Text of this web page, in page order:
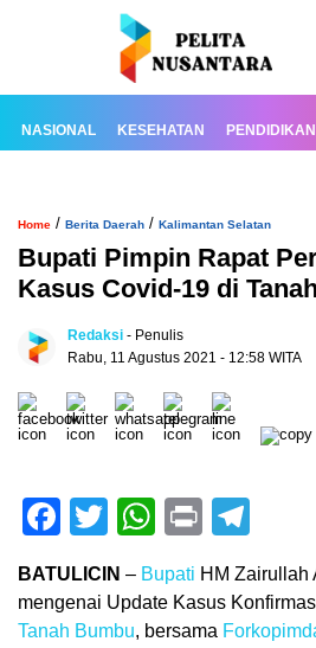
NASIONAL KESEHATAN PENDIDIKAN
Home / Berita Daerah / Kalimantan Selatan
Bupati Pimpin Rapat
Kasus Covid-19 di
Redaksi - Penulis
Rabu, 11 Agustus 2021 - 12:58 WITA
Facebook
TwitterWhatsApp
Print
BATULICIN – Bupati HM Zairullah
mengenai Update Kasus
Tanah Bumbu, bersama